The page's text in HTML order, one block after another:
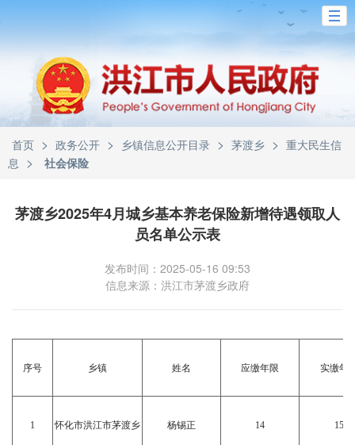
首页 > 政务公开 > 乡镇信息公开目录 > 茅渡乡 > 重大民生信
息 > 社会保险
茅渡乡2025年4月城乡基本养老保险新增待遇领取人
员名单公示表
发布时间：2025-05-16 09:53
信息来源：洪江市茅渡乡政府
序号 乡镇 姓名 应缴年限 实缴年
1 怀化市洪江市茅渡乡 杨锡正 14 15